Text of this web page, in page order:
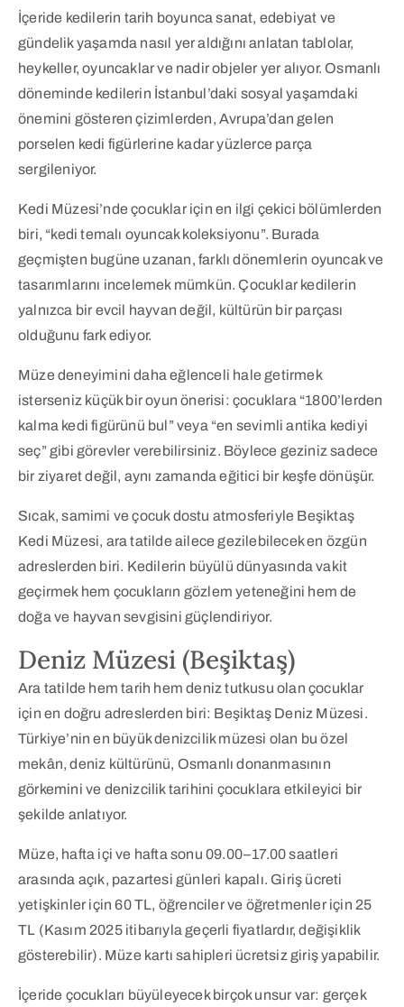
İçeride kedilerin tarih boyunca sanat, edebiyat ve
gündelik yaşamda nasıl yer aldığını anlatan tablolar,
heykeller, oyuncaklar ve nadir objeler yer alıyor. Osmanlı
döneminde kedilerin İstanbul’daki sosyal yaşamdaki
önemini gösteren çizimlerden, Avrupa’dan gelen
porselen kedi figürlerine kadar yüzlerce parça
sergileniyor.
Kedi Müzesi’nde çocuklar için en ilgi çekici bölümlerden
biri, “kedi temalı oyuncak koleksiyonu”. Burada
geçmişten bugüne uzanan, farklı dönemlerin oyuncak ve
tasarımlarını incelemek mümkün. Çocuklar kedilerin
yalnızca bir evcil hayvan değil, kültürün bir parçası
olduğunu fark ediyor.
Müze deneyimini daha eğlenceli hale getirmek
isterseniz küçük bir oyun önerisi: çocuklara “1800’lerden
kalma kedi figürünü bul” veya “en sevimli antika kediyi
seç” gibi görevler verebilirsiniz. Böylece geziniz sadece
bir ziyaret değil, aynı zamanda eğitici bir keşfe dönüşür.
Sıcak, samimi ve çocuk dostu atmosferiyle Beşiktaş
Kedi Müzesi, ara tatilde ailece gezilebilecek en özgün
adreslerden biri. Kedilerin büyülü dünyasında vakit
geçirmek hem çocukların gözlem yeteneğini hem de
doğa ve hayvan sevgisini güçlendiriyor.
Deniz Müzesi (Beşiktaş)
Ara tatilde hem tarih hem deniz tutkusu olan çocuklar
için en doğru adreslerden biri: Beşiktaş Deniz Müzesi.
Türkiye’nin en büyük denizcilik müzesi olan bu özel
mekân, deniz kültürünü, Osmanlı donanmasının
görkemini ve denizcilik tarihini çocuklara etkileyici bir
şekilde anlatıyor.
Müze, hafta içi ve hafta sonu 09.00–17.00 saatleri
arasında açık, pazartesi günleri kapalı. Giriş ücreti
yetişkinler için 60 TL, öğrenciler ve öğretmenler için 25
TL (Kasım 2025 itibarıyla geçerli fiyatlardır, değişiklik
gösterebilir). Müze kartı sahipleri ücretsiz giriş yapabilir.
İçeride çocukları büyüleyecek birçok unsur var: gerçek